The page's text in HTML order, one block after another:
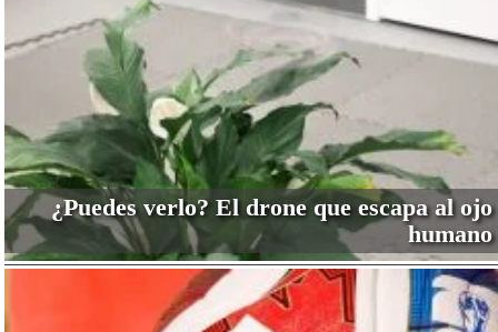
¿Puedes verlo? El drone que escapa al ojo
humano